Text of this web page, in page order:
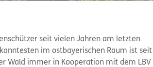
seit vielen Jahren am letzten
im ostbayerischen Raum ist seit
Wald immer in Kooperation mit dem LBV